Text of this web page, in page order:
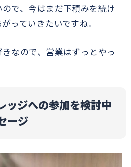
で、今はまだ下積みを続け
っていきたいですね。
なので、営業はずっとやっ
ッジへの参加を検討中
ージ